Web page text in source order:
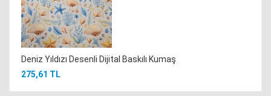
Deniz Yıldızı Desenli Dijital Baskılı Kumaş
275,61 TL